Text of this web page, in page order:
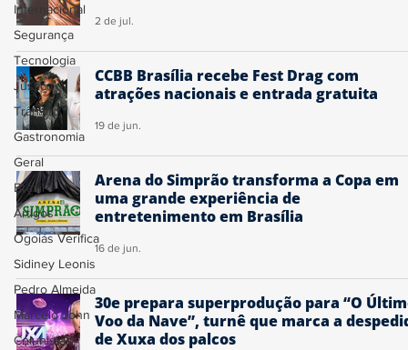
Internacional
Segurança
Tecnologia
Justiça
Trânsito
Gastronomia
Geral
Brasil
Artigos
Ogoiás Verifica
Sidiney Leonis
Pedro Almeida
Marcelo John
Colunistas
2 de jul.
CCBB Brasília recebe Fest Drag com
atrações nacionais e entrada gratuita
19 de jun.
Arena do Simprão transforma a Copa em
uma grande experiência de
entretenimento em Brasília
16 de jun.
30e prepara superprodução para “O
Voo da Nave”, turnê que marca a
de Xuxa dos palcos